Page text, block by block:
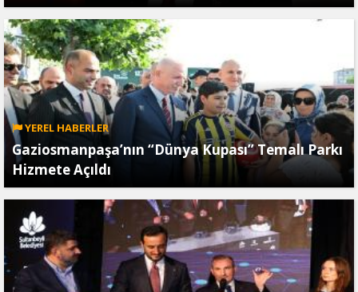
YEREL HABERLER
Gaziosmanpaşa’nın “Dünya Kupası” Temalı Parkı
Hizmete Açıldı